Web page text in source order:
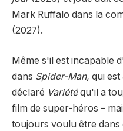
Mark Ruffalo dans la
(2027).
Même s'il est incapable
dans Spider-Man, qui
déclaré Variétéqu'il a
film de super-héros –
toujours voulu être dans